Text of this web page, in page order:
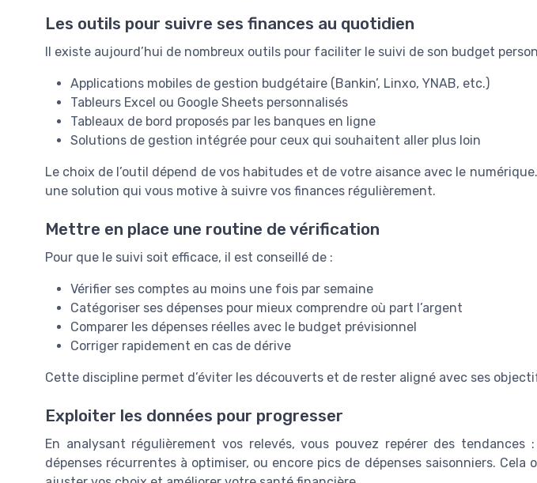
Les outils pour suivre ses finances au quotidien
Il existe aujourd’hui de nombreux outils pour faciliter le suivi de son budget
Applications mobiles de gestion budgétaire (Bankin’, Linxo, YNAB, etc.)
Tableurs Excel ou Google Sheets personnalisés
Tableaux de bord proposés par les banques en ligne
Solutions de gestion intégrée pour ceux qui souhaitent aller plus loin
Le choix de l’outil dépend de vos habitudes et de votre aisance avec le
une solution qui vous motive à suivre vos finances régulièrement.
Mettre en place une routine de vérification
Pour que le suivi soit efficace, il est conseillé de :
Vérifier ses comptes au moins une fois par semaine
Catégoriser ses dépenses pour mieux comprendre où part l’argent
Comparer les dépenses réelles avec le budget prévisionnel
Corriger rapidement en cas de dérive
Cette discipline permet d’éviter les découverts et de rester aligné avec ses
Exploiter les données pour progresser
En analysant régulièrement vos relevés, vous pouvez repérer des tendances
dépenses récurrentes à optimiser, ou encore pics de dépenses saisonniers. Cela